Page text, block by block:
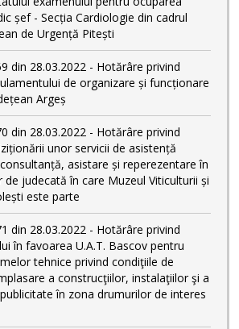
șef - Secția Cardiologie din cadrul
de Urgență Pitești
din 28.03.2022 - Hotărâre privind
de organizare și funcționare
Argeș
din 28.03.2022 - Hotărâre privind
unor servicii de asistență
asistare și reperezentare în
judecată în care Muzeul Viticulturii și
este parte
din 28.03.2022 - Hotărâre privind
în favoarea U.A.T. Bascov pentru
tehnice privind condiţiile de
a construcţiilor, instalaţiilor şi a
în zona drumurilor de interes